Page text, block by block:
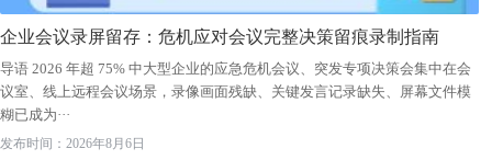
企业会议录屏留存：危机应对会议完整决策留痕录制指南
导语 2026 年超 75% 中大型企业的应急危机会议、突发专项决策会集中在会
议室、线上远程会议场景，录像画面残缺、关键发言记录缺失、屏幕文件模
糊已成为···
发布时间：2026年8月6日